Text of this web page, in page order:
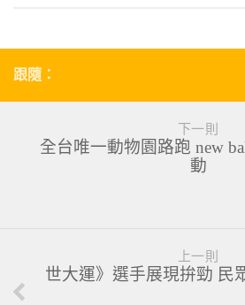
跟隨：
下一則
全台唯一動物園路跑 new
動
上一則
世大運》選手展現拚勁 民